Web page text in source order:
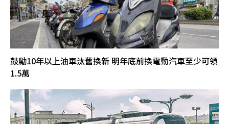
鼓勵10年以上油車汰舊換新 明年底前換電動汽車至少可領
1.5萬